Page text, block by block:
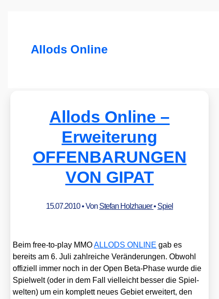
Allods Online
Allods Online –
Erweiterung
OFFENBARUNGEN
VON GIPAT
15.07.2010• Von Stefan Holzhauer• Spiel
Beim free-to-play MMOALLODS ONLINE gab es
bereits am 6. Juli zahl­rei­che Ver­än­de­run­gen. Obwohl
offi­zi­ell immer noch in der Open Beta-Pha­se wur­de die
Spiel­welt (oder in dem Fall viel­leicht bes­ser die Spiel­
wel­ten) um ein kom­plett neu­es Gebiet erwei­tert, den